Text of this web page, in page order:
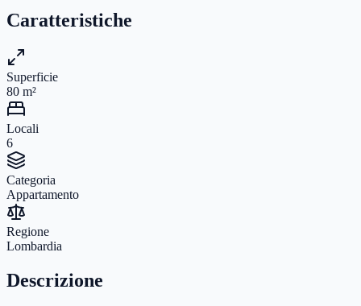
Caratteristiche
Superficie
80 m²
Locali
6
Categoria
Appartamento
Regione
Lombardia
Descrizione